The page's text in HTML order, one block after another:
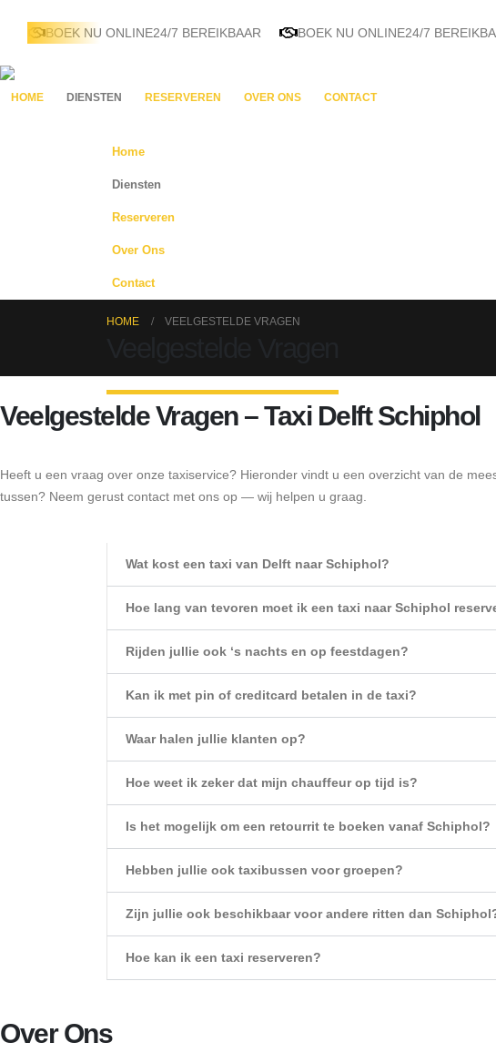
BOEK NU ONLINE24/7 BEREIKBAAR BOEK NU ONLINE24/7
HOME DIENSTEN RESERVEREN OVER ONS CONTACT
Home
Diensten
Reserveren
Over Ons
Contact
HOME VEELGESTELDE VRAGEN
Veelgestelde Vragen – Taxi Delft Schiphol
Heeft u een vraag over onze taxiservice? Hieronder vindt u een overzicht van de
tussen? Neem gerust contact met ons op — wij helpen u graag.
Wat kost een taxi van Delft naar Schiphol?
Hoe lang van tevoren moet ik een taxi naar Schiphol
Rijden jullie ook ‘s nachts en op feestdagen?
Kan ik met pin of creditcard betalen in de taxi?
Waar halen jullie klanten op?
Hoe weet ik zeker dat mijn chauffeur op tijd is?
Is het mogelijk om een retourrit te boeken vanaf Schiphol?
Hebben jullie ook taxibussen voor groepen?
Zijn jullie ook beschikbaar voor andere ritten dan
Hoe kan ik een taxi reserveren?
Over Ons